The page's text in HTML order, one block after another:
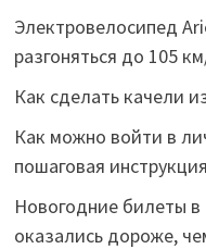
Электровелосипед
разгоняться до 105
Как сделать качели
Как можно войти в
пошаговая инструкция
Новогодние билеты
оказались дороже,